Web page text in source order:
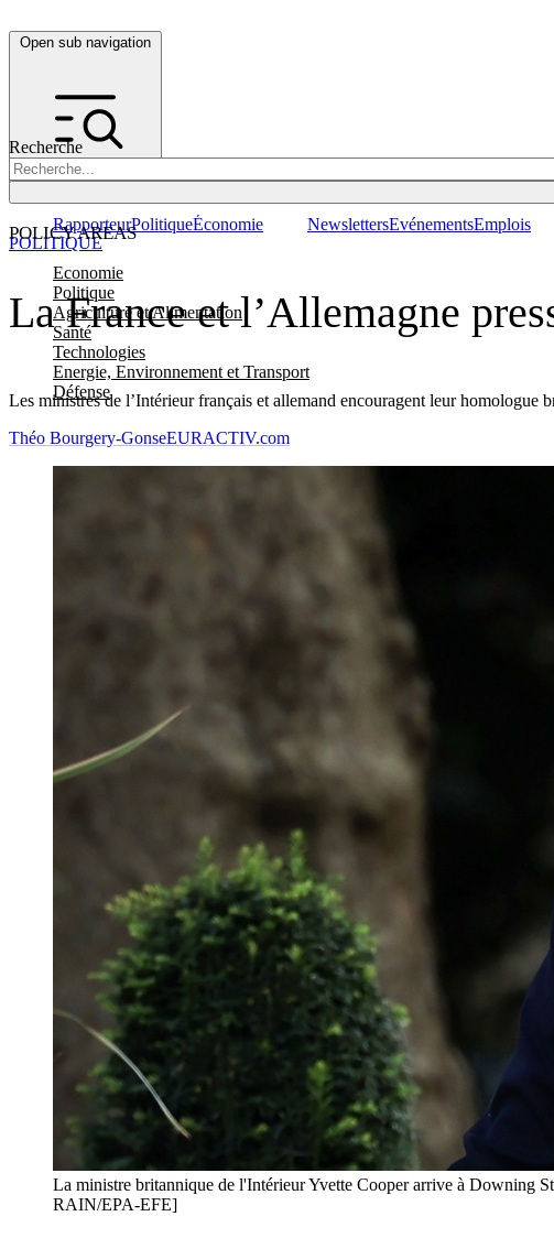
Open sub navigation
Recherche
POLICY AREAS
Economie
Politique
Agriculture et Alimentation
Santé
Technologies
Energie, Environnement et Transport
Défense
RapporteurPolitiqueÉconomie NewslettersEvénementsEmplois
La France et l’Allemagne
Les ministres de l’Intérieur français et allemand encouragent leur
POLITIQUE
Théo Bourgery-GonseEURACTIV.com
La ministre britannique de l'Intérieur Yvette Cooper arrive à Downing
RAIN/EPA-EFE]